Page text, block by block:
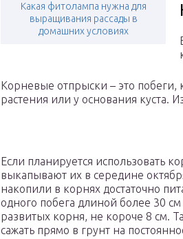
Какая фитолампа нужна для
выращивания рассады в
домашних условиях
Корневые отпрыски – это побеги,
растения или у основания куста.
Если планируется использовать
выкапывают их в середине
накопили в корнях достаточно
одного побега длиной более 30
развитых корня, не короче 8 см.
сажать прямо в грунт на